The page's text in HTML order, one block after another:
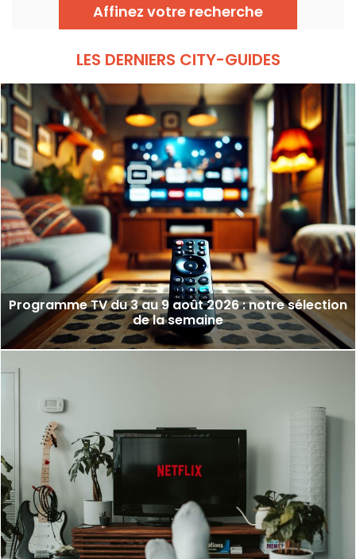
Affinez votre recherche
LES DERNIERS CITY-GUIDES
Programme TV du 3 au 9 août 2026 : notre sélection
de la semaine